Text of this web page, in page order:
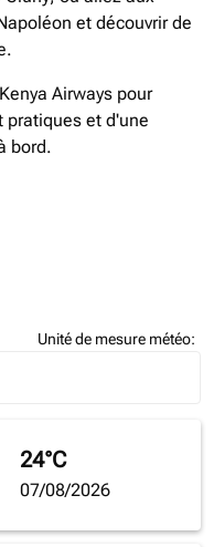
et découvrir de
Airways pour
pratiques et d'une
bord.
Unité de mesure météo:
24°C
07/08/2026